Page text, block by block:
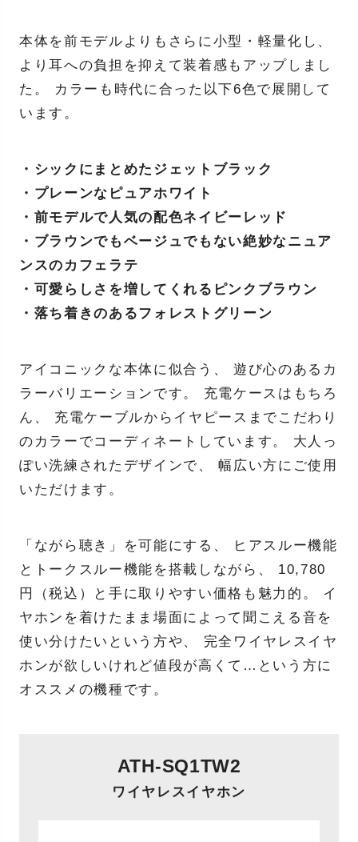
本体を前モデルよりもさらに小型・軽量化し、
より耳への負担を抑えて装着感もアップしまし
た。 カラーも時代に合った以下6色で展開して
います。
・シックにまとめたジェットブラック
・プレーンなピュアホワイト
・前モデルで人気の配色ネイビーレッド
・ブラウンでもベージュでもない絶妙なニュア
ンスのカフェラテ
・可愛らしさを増してくれるピンクブラウン
・落ち着きのあるフォレストグリーン
アイコニックな本体に似合う、 遊び心のあるカ
ラーバリエーションです。 充電ケースはもちろ
ん、 充電ケーブルからイヤピースまでこだわり
のカラーでコーディネートしています。 大人っ
ぽい洗練されたデザインで、 幅広い方にご使用
いただけます。
「ながら聴き」を可能にする、 ヒアスルー機能
とトークスルー機能を搭載しながら、 10,780
円（税込）と手に取りやすい価格も魅力的。 イ
ヤホンを着けたまま場面によって聞こえる音を
使い分けたいという方や、 完全ワイヤレスイヤ
ホンが欲しいけれど値段が高くて…という方に
オススメの機種です。
ATH-SQ1TW2
ワイヤレスイヤホン